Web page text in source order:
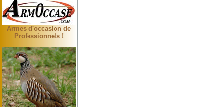
Armes d'occasion de
Professionnels !